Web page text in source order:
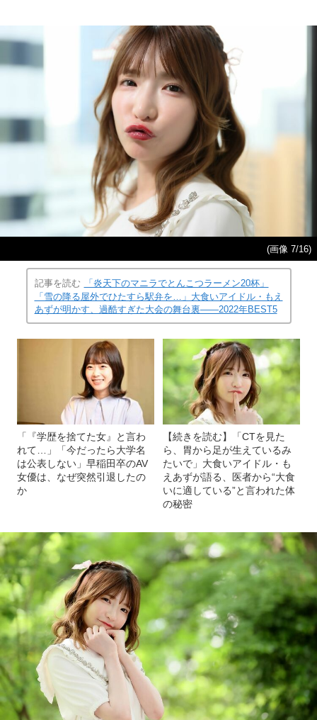
(画像 7/16)
記事を読む
「炎天下のマニラでとんこつラーメン20杯」
「雪の降る屋外でひたすら駅弁を…」大食いアイドル・もえ
あずが明かす、過酷すぎた大会の舞台裏――2022年BEST5
「『学歴を捨てた女』と言わ
れて…」「今だったら大学名
は公表しない」早稲田卒のAV
女優は、なぜ突然引退したの
か
【続きを読む】「CTを見た
ら、胃から足が生えているみ
たいで」大食いアイドル・も
えあずが語る、医者から“大食
いに適している”と言われた体
の秘密